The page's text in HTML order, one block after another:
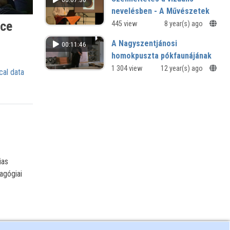
data
nevelésben - A Művészetek
tantárgy tanítása az Eötvös
XVI. Bolyai iskolák találkozója -
Gyakorló iskolák összművészeti
találkozója
445 view 8 year(s) ago
00:11:46
A Nagyszentjánosi
homokpuszta pókfaunájának
vizsgálata
1 304 view 12 year(s) ago